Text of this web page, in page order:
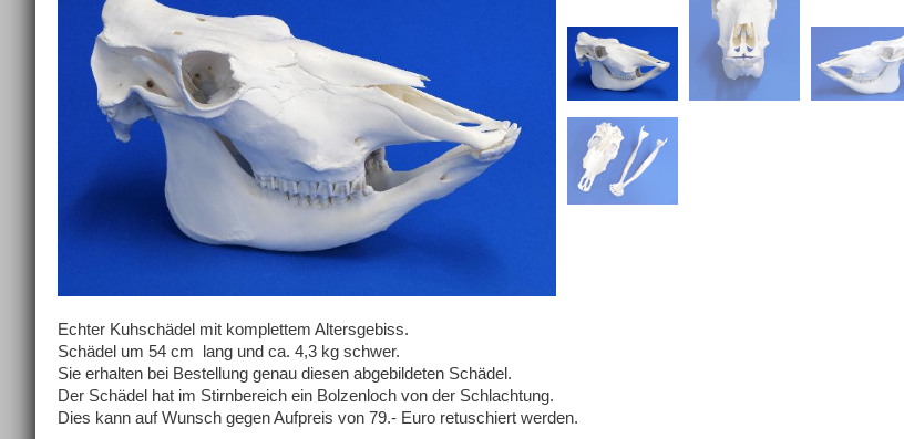
Echter Kuhschädel mit komplettem Altersgebiss.
Schädel um 54 cm lang und ca. 4,3 kg schwer.
Sie erhalten bei Bestellung genau diesen abgebildeten Schädel.
Der Schädel hat im Stirnbereich ein Bolzenloch von der Schlachtung.
Dies kann auf Wunsch gegen Aufpreis von 79.- Euro retuschiert werden.